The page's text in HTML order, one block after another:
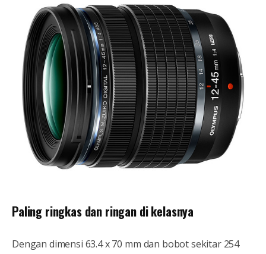
Paling ringkas dan ringan di kelasnya
Dengan dimensi 63.4 x 70 mm dan bobot sekitar 254